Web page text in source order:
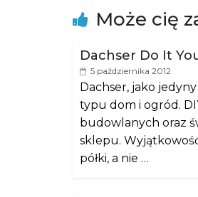
Może cię
Dachser Do It
5 października 2012
Dachser, jako
typu dom i ogród.
budowlanych oraz
sklepu.
półki, a nie …